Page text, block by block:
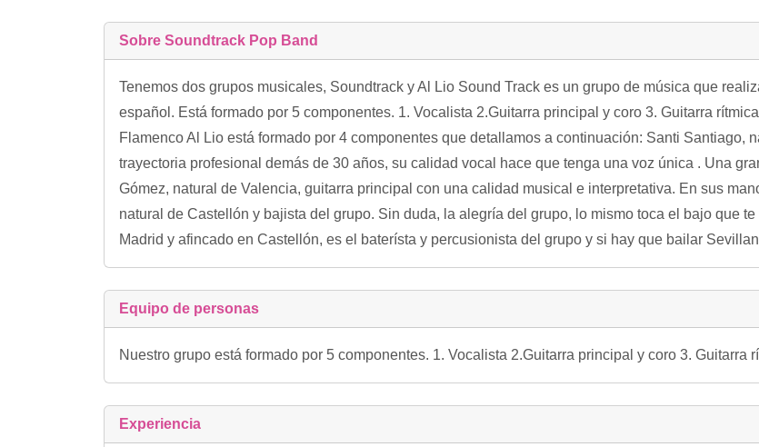
Sobre Soundtrack Pop Band
Tenemos dos grupos musicales, Soundtrack y Al Lio Sound Track es un grupo de música que
español. Está formado por 5 componentes. 1. Vocalista 2.Guitarra principal y coro 3. Guitarra
Flamenco Al Lio está formado por 4 componentes que detallamos a continuación: Santi Santiago,
trayectoria profesional demás de 30 años, su calidad vocal hace que tenga una voz única . Una
Gómez, natural de Valencia, guitarra principal con una calidad musical e interpretativa. En sus
natural de Castellón y bajista del grupo. Sin duda, la alegría del grupo, lo mismo toca el bajo que
Madrid y afincado en Castellón, es el baterísta y percusionista del grupo y si hay que bailar
Equipo de personas
Nuestro grupo está formado por 5 componentes. 1. Vocalista 2.Guitarra principal y coro 3. Guitarra
Experiencia